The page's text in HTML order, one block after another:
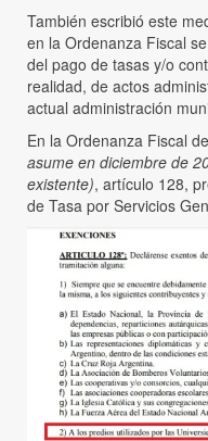
También escribió este
en la Ordenanza Fiscal
del pago de tasas y/o
realidad, de actos
actual administración
En la Ordenanza Fiscal
asume en diciembre de
existente), artículo 128,
de Tasa por Servicios